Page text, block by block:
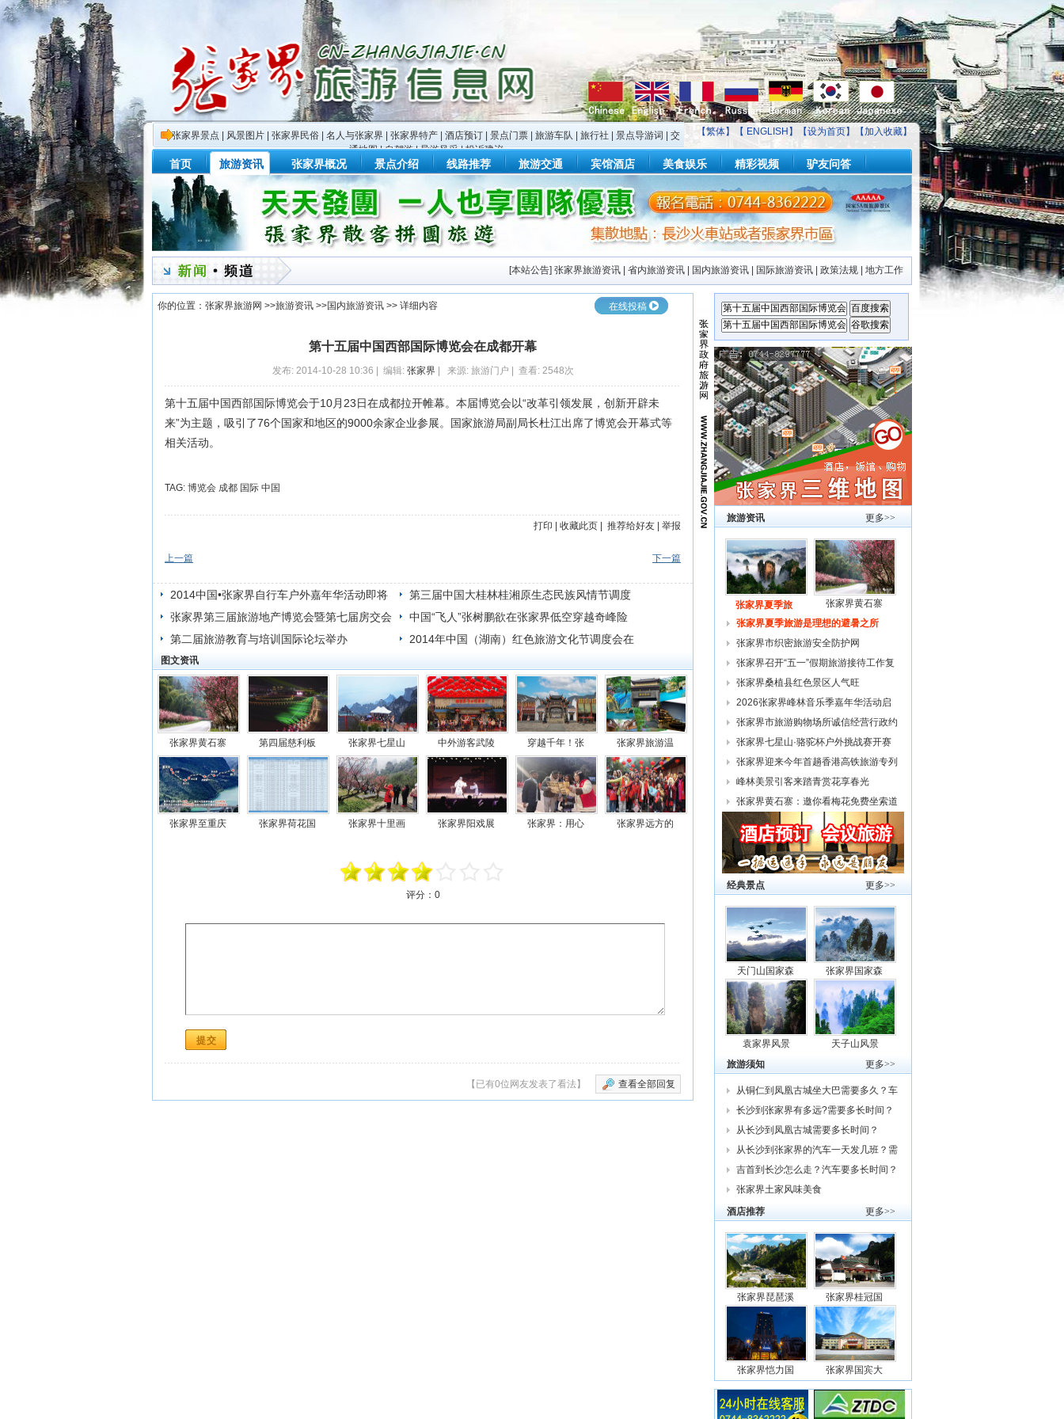
【繁体】【 ENGLISH 】【设为首页】【加入收藏】
张家界景点 风景图片 张家界民俗 名人与张家界 张家界特产 酒店预订 景点门票 旅游车队 旅行社 景点导游词
交
通地图|自驾游|导游风采|投诉建议
首页 旅游资讯 张家界概况 景点介绍 线路推荐 旅游交通 宾馆酒店 美食娱乐 精彩视频 驴友问答
[本站公告] 张家界旅游资讯 省内旅游资讯 国内旅游资讯 国际旅游资讯 政策法规 地方工作
你的位置： 张家界旅游网 >>旅游资讯 >>国内旅游资讯 >> 详细内容 在线投稿
第十五届中国西部国际博览会在成都开幕
发布: 2014-10-28 10:36 | 编辑: 张家界| 来源: 旅游门户 | 查看: 2548次
第十五届中国西部国际博览会于10月23日在成都拉开帷幕。本届博览会以“改革引领发展，创新开辟未
来”为主题，吸引了76个国家和地区的9000余家企业参展。国家旅游局副局长杜江出席了博览会开幕式等
相关活动。
TAG: 博览会 成都 国际 中国
打印 收藏此页 推荐给好友 举报
上一篇 下一篇
2014中国•张家界自行车户外嘉年华活动即将
举行
第三届中国大桂林桂湘原生态民族风情节调度
会
张家界第三届旅游地产博览会暨第七届房交会
盛大开幕
中国“飞人”张树鹏欲在张家界低空穿越奇峰险
壑
第二届旅游教育与培训国际论坛举办
2014年中国（湖南）红色旅游文化节调度会在
图文资讯
张家界黄石寨 第四届慈利板 张家界七星山 中外游客武陵 穿越千年！张 张家界旅游温
张家界至重庆 张家界荷花国 张家界十里画 张家界阳戏展 张家界：用心 张家界远方的
评分： 0
查看全部回复
【已有0位网友发表了看法】
更多>>
旅游资讯
张家界夏季旅
张家界黄石寨
张家界夏季旅游是理想的避暑之所
张家界市织密旅游安全防护网
张家界召开“五一”假期旅游接待工作复
张家界桑植县红色景区人气旺
2026张家界峰林音乐季嘉年华活动启
幕
张家界市旅游购物场所诚信经营行政约
谈
张家界七星山·骆驼杯户外挑战赛开赛
张家界迎来今年首趟香港高铁旅游专列
峰林美景引客来踏青赏花享春光
张家界黄石寨：邀你看梅花免费坐索道
更多>>
经典景点
天门山国家森 张家界国家森
袁家界风景
天子山风景
更多>>
旅游须知
从铜仁到凤凰古城坐大巴需要多久？车
费
长沙到张家界有多远?需要多长时间？
从
从长沙到凤凰古城需要多长时间？
从长沙到张家界的汽车一天发几班？需
要
吉首到长沙怎么走？汽车要多长时间？
我
张家界土家风味美食
更多>>
酒店推荐
张家界琵琶溪 张家界桂冠国
张家界恺力国 张家界国宾大